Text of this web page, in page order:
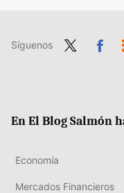
Síguenos
En El Blog Salmón
Economía
Mercados Financieros